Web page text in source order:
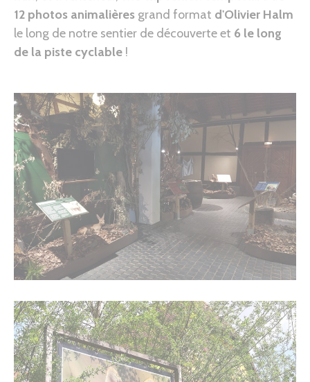
12 photos animalières grand format d'Olivier Halm
le long de notre sentier de découverte et 6 le long
de la piste cyclable !